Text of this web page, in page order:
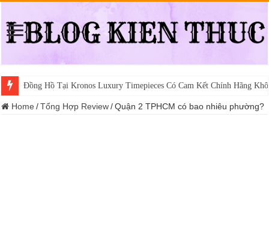
Đồng Hồ Tại Kronos Luxury Timepieces Có Cam Kết Chính Hãng
Home / Tổng Hợp Review / Quận 2 TPHCM có bao nhiêu phường?